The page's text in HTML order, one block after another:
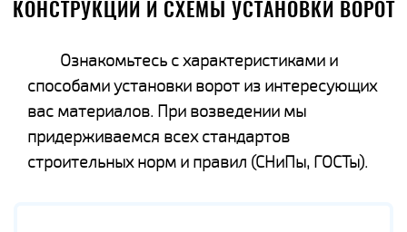
КОНСТРУКЦИИ И СХЕМЫ УСТАНОВКИ ВОРОТ
Ознакомьтесь с характеристиками и
способами установки ворот из интересующих
вас материалов. При возведении мы
придерживаемся всех стандартов
строительных норм и правил (СНиПы, ГОСТы).